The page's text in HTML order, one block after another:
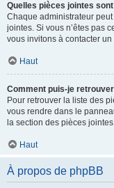
Quelles pièces jointes
Chaque administrateur
jointes. Si vous n’êtes pas
vous invitons à contacter
Haut
Comment puis-je
Pour retrouver la liste des
vous rendre dans le
la section des pièces
Haut
À propos de phpBB